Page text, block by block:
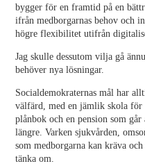
bygger för en framtid på en
ifrån medborgarnas behov och
högre flexibilitet utifrån
Jag skulle dessutom vilja gå
behöver nya lösningar.
Socialdemokraternas mål har
välfärd, med en jämlik skola
plånbok och en pension som
längre. Varken sjukvården,
som medborgarna kan kräva
tänka om.